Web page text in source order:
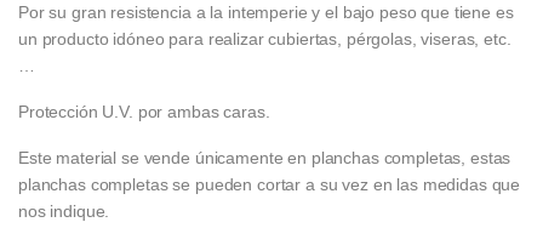
Por su gran resistencia a la intemperie y el bajo peso que tiene es
un producto idóneo para realizar cubiertas, pérgolas, viseras, etc.
Protección U.V. por ambas caras.
Este material se vende únicamente en planchas completas, estas
planchas completas se pueden cortar a su vez en las medidas que
nos indique.